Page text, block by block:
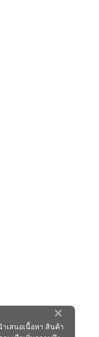
×
ำเสนอเนื้อหา สินค้า